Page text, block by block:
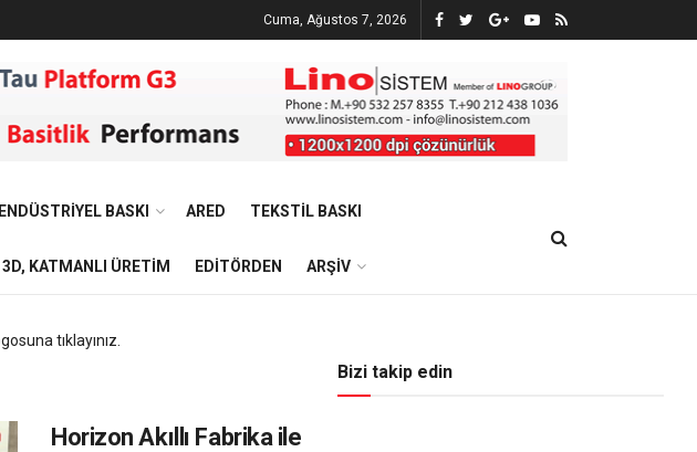
Cuma, Ağustos 7, 2026
BASKI ARED TEKSTIL BASKI
3D, KATMANLI ÜRETIM EDITÖRDEN ARŞIV
tıklayınız.
Horizon Akıllı Fabrika ile
Bizi takip edin